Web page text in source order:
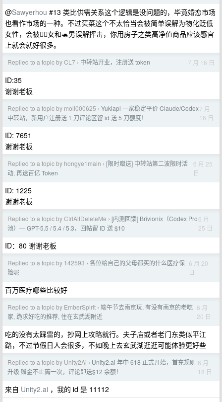
@Sawyerhou #13 类比供需关系这个逻辑是没问题的，毕竟婚恋市场
也看作市场的一种。不过买菜这个不太恰当会被简单误解为物化贬低
女性，会被🧚‍♀️女和🐢男误解抨击，你用房子之类高净值商品应该感官
上就会就好很多。
Replied to a topic by CL7 › 中转站开业，注册送 token 7 月 16 日
ID:35
谢谢老板
Replied to a topic by moli000625 › Yukiapi 一家稳定平价 Claude/Codex
中转站，新用户注册送 1 刀评论区留 id 送 5 刀额度！
7 月
16 日
ID: 7651
谢谢老板
Replied to a topic by hongye1main › [限时赠送] 中转站第二波限时活
动, 再送百亿 Token
6 月 25
日
ID: 1225
谢谢老板
Replied to a topic by CtrlAltDeleteMe › [内测回馈] Brivionix（Codex Pro
池）— GPT-5.5 / 5.4 / 5.3，回帖留 ID 送 $10
6 月
25 日
ID：80 谢谢老板
Replied to a topic by 142593 › 各位给自己的父母都买的什么医疗保
险呢
6 月 20
日
百万医疗哪些比较好
Replied to a topic by EmberSpirit › 端午节去南京玩, 有没有南京的老吃
家, 跪求好吃的推荐, 住在玄武湖附近
6 月
20 日
吃的没有太踩雷的，抄网上攻略就行。夫子庙或者老门东类似平江
路，不过节假日人会很多，不如晚上去玄武湖逛逛可能体验更好些
Replied to a topic by Unity2Ai › Unity2.ai 年中 618 正式开始，首充规则
升级 赠金不止薅一次，评论即送$12 余额！
6 月
18 日
来自 Unity2.ai ，我的 id 是 11112